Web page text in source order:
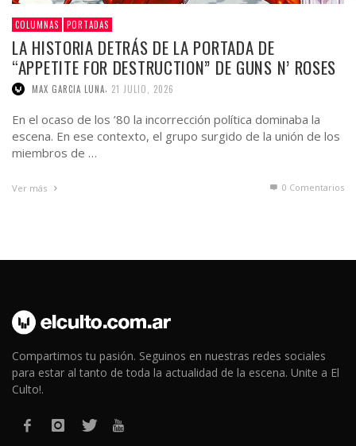
COLUMNAS PORTADAS
LA HISTORIA DETRÁS DE LA PORTADA DE
“APPETITE FOR DESTRUCTION” DE GUNS N’ ROSES
MAX GARCIA LUNA, 21 JULIO, 2026
En el ocaso de los ’80 la incorrección política dominaba la
escena. En ese contexto, el grupo surgido de la unión de los
miembros de …
Ver más 0 Comentarios
Compartimos tu pasión. Seguinos en nuestras redes sociales
para estar al tanto de toda la actualidad de la escena. Unite a El
Culto!.